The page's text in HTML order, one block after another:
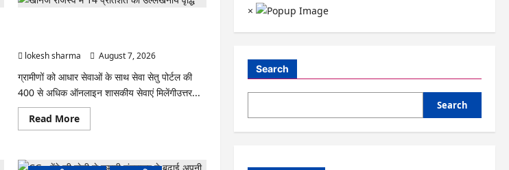
lokesh sharma
August 7, 2026
ग्रामीणों को आधार सेवाओं के साथ सेवा सेतु पोर्टल की
400 से अधिक ऑनलाइन शासकीय सेवाएं मिलेंगीउत्तर...
Read MoreRead
more
ग्राम
×
Search
Search